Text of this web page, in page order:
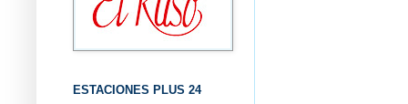
ESTACIONES PLUS 24